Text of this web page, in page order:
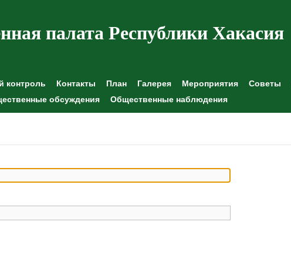
палата Республики Хакасия
контроль Контакты План Галерея Мероприятия Советы
обсуждения Общественные наблюдения